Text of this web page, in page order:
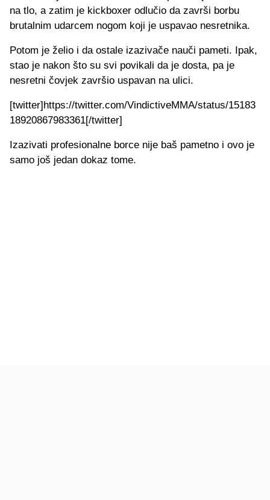
na tlo, a zatim je kickboxer odlučio da završi borbu
brutalnim udarcem nogom koji je uspavao nesretnika.
Potom je želio i da ostale izazivače nauči pameti. Ipak,
stao je nakon što su svi povikali da je dosta, pa je
nesretni čovjek završio uspavan na ulici.
[twitter]https://twitter.com/VindictiveMMA/status/15183
18920867983361[/twitter]
Izazivati profesionalne borce nije baš pametno i ovo je
samo još jedan dokaz tome.